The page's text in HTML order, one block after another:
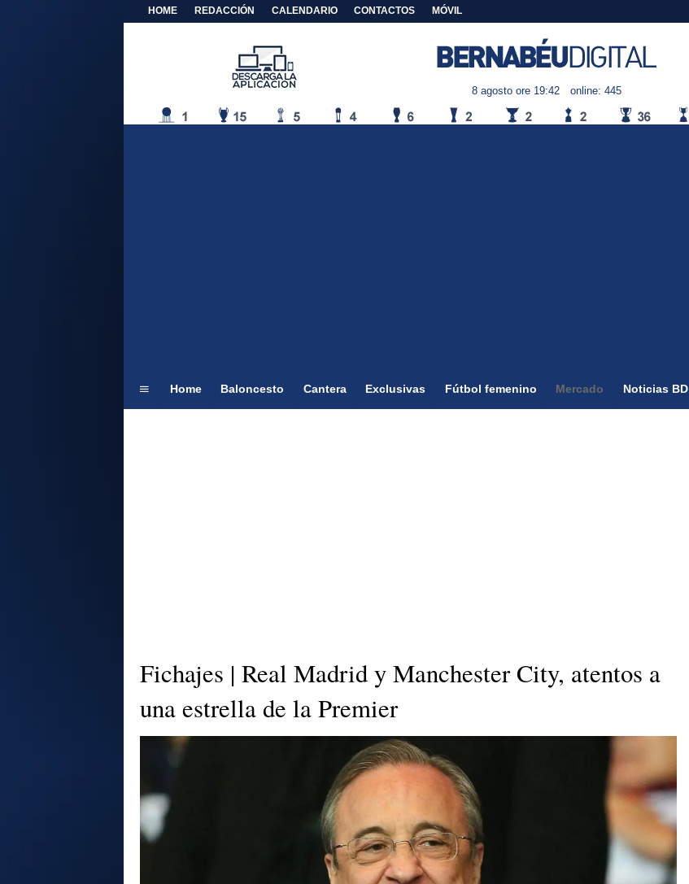
HOME REDACCIÓN CALENDARIO CONTACTOS MÓVIL
8 agosto ore 19:42 online: 445
Home Baloncesto Cantera Exclusivas Fútbol femenino Mercado Noticias BD
Fichajes | Real Madrid y Manchester City, atentos a
una estrella de la Premier